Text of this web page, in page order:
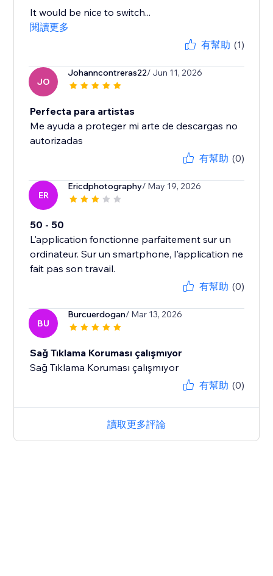
It would be nice to switch...
閱讀更多
有幫助 (1)
JO
Johanncontreras22/ Jun 11, 2026
Perfecta para artistas
Me ayuda a proteger mi arte de descargas no
autorizadas
有幫助 (0)
ER
Ericdphotography/ May 19, 2026
50 - 50
L'application fonctionne parfaitement sur un
ordinateur. Sur un smartphone, l'application ne
fait pas son travail.
有幫助 (0)
BU
Burcuerdogan/ Mar 13, 2026
Sağ Tıklama Koruması çalışmıyor
Sağ Tıklama Koruması çalışmıyor
有幫助 (0)
讀取更多評論